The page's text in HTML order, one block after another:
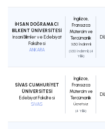
İHSAN DOĞRAMACI
BİLKENT ÜNİVERSİTESİ
İnsani Bilimler ve Edebiyat
Fakültesi
ANKARA
İngilizce,
Fransızca
Mütercim ve
Tercümanlık
%50 İndirimli
(%50 İndirimli) (4
Yıllık)
DIL
SİVAS CUMHURİYET
ÜNİVERSİTESİ
Edebiyat Fakültesi
SİVAS
İngilizce,
Fransızca
Mütercim ve
Tercümanlık
Ücretsiz
(4 Yıllık)
DIL